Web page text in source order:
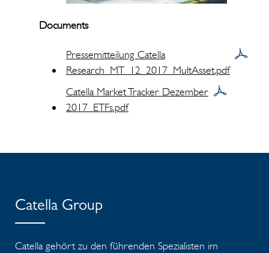
Documents
Pressemitteilung Catella
Research_MT_12_2017_MultAsset.pdf
Catella Market Tracker Dezember
2017_ETFs.pdf
Catella Group
Catella gehört zu den führenden Spezialisten im